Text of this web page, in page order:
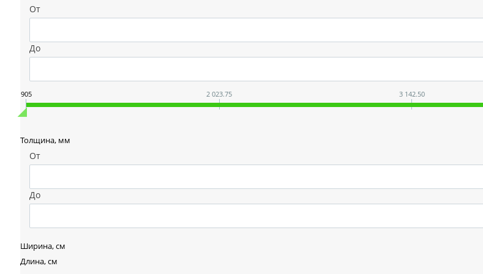
От
До
905 2 023.75 3 142.50
Толщина, мм
От
До
Ширина, см
Длина, см